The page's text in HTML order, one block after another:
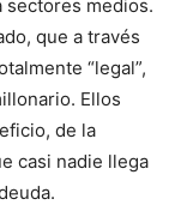
sectores medios.
que a través
“legal”,
Ellos
de la
casi nadie llega